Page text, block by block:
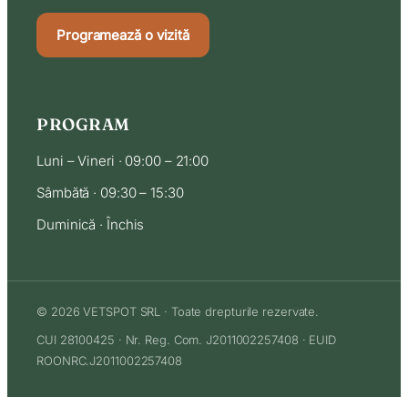
Programează o vizită
PROGRAM
Luni – Vineri · 09:00 – 21:00
Sâmbătă · 09:30 – 15:30
Duminică · Închis
© 2026 VETSPOT SRL · Toate drepturile rezervate.
CUI 28100425 · Nr. Reg. Com. J2011002257408 · EUID
ROONRC.J2011002257408